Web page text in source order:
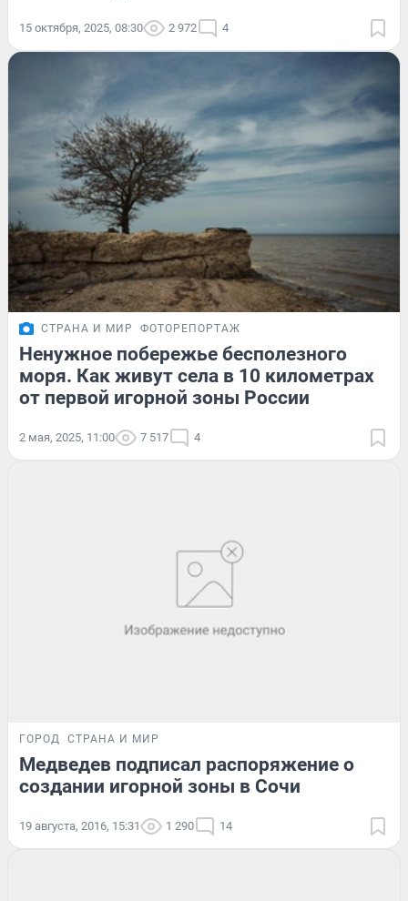
15 октября, 2025, 08:30 2 972 4
СТРАНА И МИР ФОТОРЕПОРТАЖ
Ненужное побережье бесполезного
моря. Как живут села в 10 километрах
от первой игорной зоны России
2 мая, 2025, 11:00 7 517 4
ГОРОД СТРАНА И МИР
Медведев подписал распоряжение о
создании игорной зоны в Сочи
19 августа, 2016, 15:31 1 290 14